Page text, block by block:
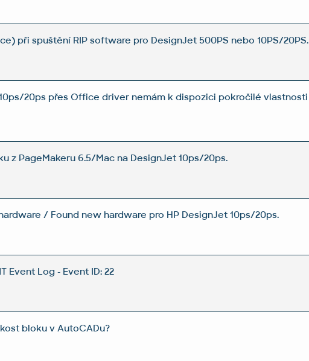
při spuštění RIP software pro DesignJet 500PS nebo 10PS/20PS.
20ps přes Office driver nemám k dispozici pokročilé vlastnosti
z PageMakeru 6.5/Mac na DesignJet 10ps/20ps.
/ Found new hardware pro HP DesignJet 10ps/20ps.
Event Log - Event ID: 22
bloku v AutoCADu?